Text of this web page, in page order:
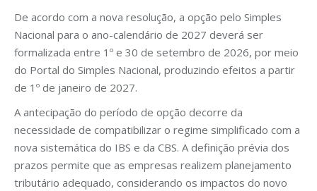
De acordo com a nova resolução, a opção pelo Simples
Nacional para o ano-calendário de 2027 deverá ser
formalizada entre 1º e 30 de setembro de 2026, por meio
do Portal do Simples Nacional, produzindo efeitos a partir
de 1º de janeiro de 2027.
A antecipação do período de opção decorre da
necessidade de compatibilizar o regime simplificado com a
nova sistemática do IBS e da CBS. A definição prévia dos
prazos permite que as empresas realizem planejamento
tributário adequado, considerando os impactos do novo